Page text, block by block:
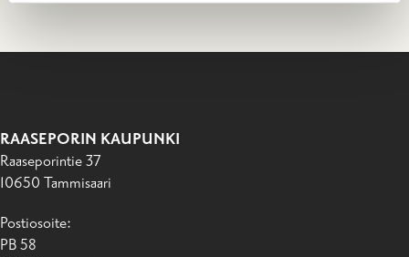
RAASEPORIN KAUPUNKI
Raaseporintie 37
10650 Tammisaari
Postiosoite:
PB 58